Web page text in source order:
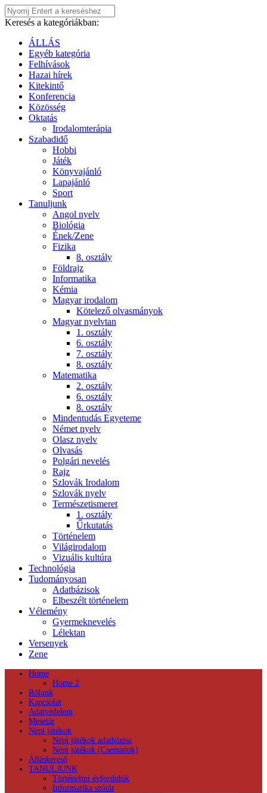
Keresés a kategóriákban:
ÁLLÁS
Egyéb kategória
Felhívások
Hazai hírek
Kitekintő
Konferencia
Közösség
Oktatás
Irodalomterápia
Szabadidő
Hobbi
Játék
Könyvajánló
Lapajánló
Sport
Tanuljunk
Angol nyelv
Biológia
Ének/Zene
Fizika
8. osztály
Földrajz
Informatika
Kémia
Magyar irodalom
Kötelező olvasmányok
Magyar nyelvtan
1. osztály
6. osztály
7. osztály
8. osztály
Matematika
2. osztály
6. osztály
8. osztály
Mindentudás Egyeteme
Német nyelv
Olasz nyelv
Olvasás
Polgári nevelés
Rajz
Szlovák Irodalom
Szlovák nyelv
Természetismeret
1. osztály
Űrkutatás
Történelem
Világirodalom
Vizuális kultúra
Technológia
Tudományosan
Adatbázisok
Elbeszélt történelem
Vélemény
Gyermeknevelés
Lélektan
Versenyek
Zene
Home
Home 2
Rólunk
Kapcsolat
Adatvédelem
Mesetár
Népi játékok
Népi játékok adatbázisa
Népi játékok (Csemadok)
Álláskereső
TANULJUNK
Történelmi évfordulók
Informatika szótár